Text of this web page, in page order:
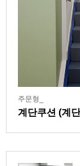
주문형_
계단쿠션 (계